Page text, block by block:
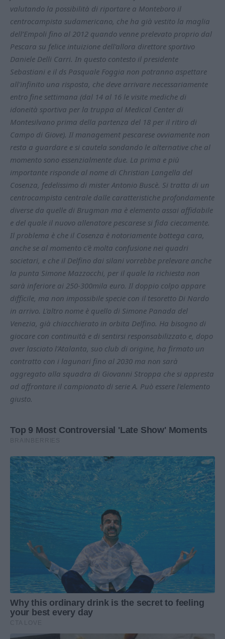
valutando la possibilità di riportare a Monteboro il
centrocampista sudamericano, che ha già vestito la maglia
dell’Empoli fino al 2012 quando venne prelevato proprio dal
Pescara su felice intuizione dell'allora direttore sportivo
Daniele Delli Carri. In questo contesto il presidente
Sebastiani e il ds Pasquale Foggia non potranno aspettare
all'infinito una risposta, che deve arrivare necessariamente
entro fine settimana (dal 14 al 16 le visite mediche di
idoneità sportiva per la truppa al Medical Center di
Montesilvano prima della partenza del 18 per il ritiro di
Campo di Giove). Il management pescarese ovviamente non
resta a guardare e si cautela sondando le alternative che al
momento sono essenzialmente due. La prima e più
importante risponde al nome di Christian Langella del
Cosenza, fedelissimo di mister Antonio Buscè. Si tratta di un
centrocampista centrale dalle caratteristiche profondamente
diverse da quelle di Brugman ma è elemento assai affidabile
e del quale il nuovo allenatore pescarese si fida ciecamente.
Il problema è che il Cosenza è notoriamente bottega cara,
anche se al momento c'è molta confusione nei quadri
societari, e che il Delfino dai silani vorrebbe prelevare anche
la punta Simone Mazzocchi, per il quale la richiesta non
sarà inferiore ai 250-300mila euro. Il doppio colpo appare
difficile, ma non impossibile specie con il tesoretto Di Nardo
in arrivo. L'altro nome è quello di Simone Panada del
Venezia, già chiacchierato in orbita Delfino. Ha bisogno di
giocare con continuità e di sentirsi responsabilizzato e, dopo
aver lasciato l'Atalanta, suo club di origine, ha firmato un
contratto con i lagunari fino al 2030 ma non sarà
aggregato alla squadra di Giovanni Stroppa che si appresta
ad affrontare il campionato di serie A. Può essere l'elemento
giusto.